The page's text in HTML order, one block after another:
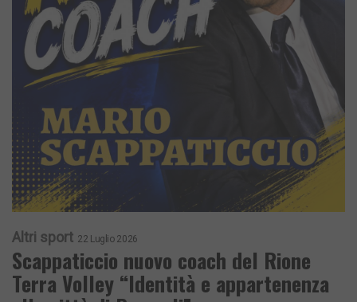
Altri sport 22 Luglio 2026
Scappaticcio nuovo coach del Rione
Terra Volley “Identità e appartenenza